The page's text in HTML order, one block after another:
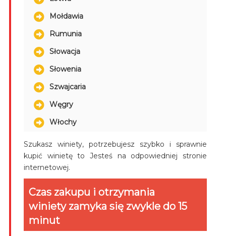
Mołdawia
Rumunia
Słowacja
Słowenia
Szwajcaria
Węgry
Włochy
Szukasz winiety, potrzebujesz szybko i sprawnie
kupić winietę to Jesteś na odpowiedniej stronie
internetowej.
Czas zakupu i otrzymania
winiety zamyka się zwykle do 15
minut